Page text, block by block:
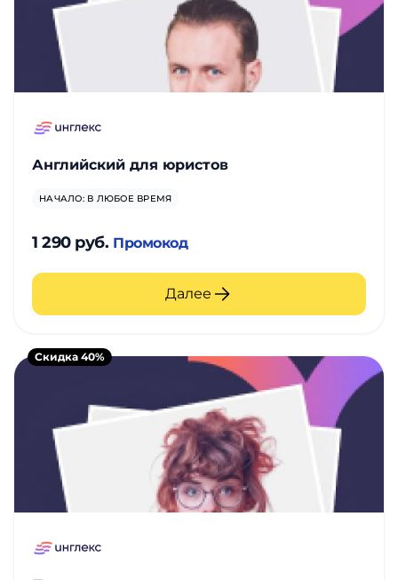
Английский для юристов
НАЧАЛО: В ЛЮБОЕ ВРЕМЯ
1 290 руб. Промокод
Далее
Скидка 40%